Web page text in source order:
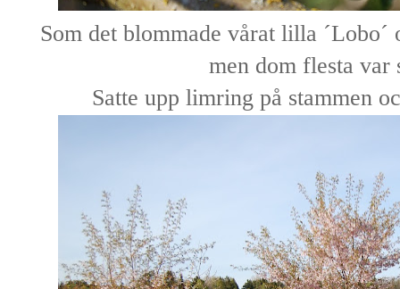
Som det blommade vårat lilla ´Lobo´
men dom flesta var
Satte upp limring på stammen